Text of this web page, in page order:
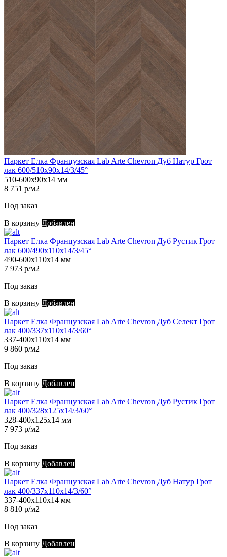
Паркет Елка Французская Lab Arte Chevron Дуб Натур Грот
лак 600/510х90х14/3/45°
510-600х90х14 мм
8 751 р/м2
Под заказ
В корзину Добавлен
Паркет Елка Французская Lab Arte Chevron Дуб Рустик Грот
лак 600/490х110х14/3/45°
490-600х110х14 мм
7 973 р/м2
Под заказ
В корзину Добавлен
Паркет Елка Французская Lab Arte Chevron Дуб Селект Грот
лак 400/337х110х14/3/60°
337-400х110х14 мм
9 860 р/м2
Под заказ
В корзину Добавлен
Паркет Елка Французская Lab Arte Chevron Дуб Рустик Грот
лак 400/328х125х14/3/60°
328-400х125х14 мм
7 973 р/м2
Под заказ
В корзину Добавлен
Паркет Елка Французская Lab Arte Chevron Дуб Натур Грот
лак 400/337х110х14/3/60°
337-400х110х14 мм
8 810 р/м2
Под заказ
В корзину Добавлен